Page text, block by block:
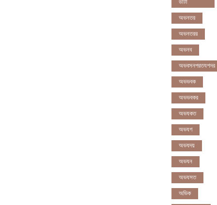
ডাটা
অভনতর
অভনতরর
অভনব
অভবসনপরতযশদর
অভভবক
অভভবকর
অভযকত
অভযগ
অভযদয়
অভযন
অভযসত
অভিক